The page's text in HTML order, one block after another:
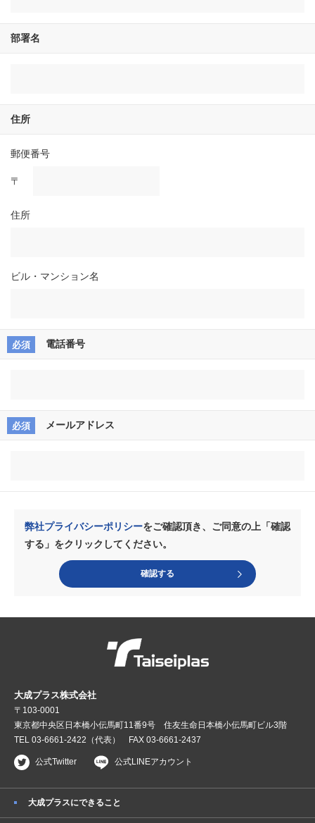
部署名
住所
郵便番号
〒
住所
ビル・マンション名
電話番号
メールアドレス
弊社プライバシーポリシーをご確認頂き、 ご同意の上「確認
する」をクリックしてください。
確認する
大成プラス株式会社
〒103-0001
東京都中央区日本橋小伝馬町11番9号 住友生命日本橋小伝馬町ビル3階
TEL 03-6661-2422（代表） FAX 03-6661-2437
公式Twitter 公式LINEアカウント
大成プラスにできること